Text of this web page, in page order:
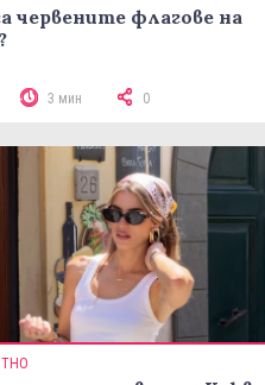
червените флагове на
3 мин 0